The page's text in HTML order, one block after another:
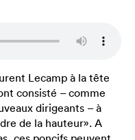
Lecamp à la tête
consisté – comme
dirigeants – à
de la hauteur». A